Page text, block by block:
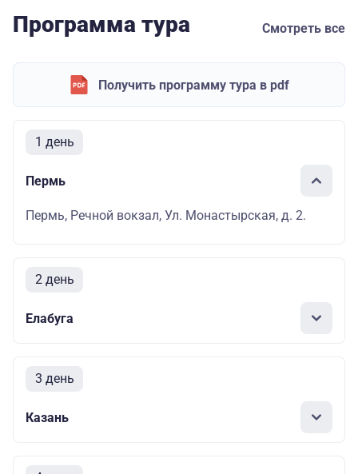
Программа тура Смотреть все
Получить программу тура в pdf
1 день
Пермь
Пермь, Речной вокзал, Ул. Монастырская, д. 2.
2 день
Елабуга
3 день
Казань